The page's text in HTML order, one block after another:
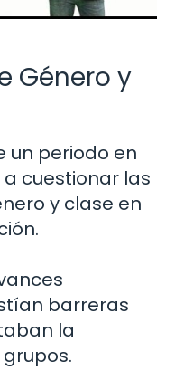
Género y
un periodo en
cuestionar las
y clase en
barreras
la